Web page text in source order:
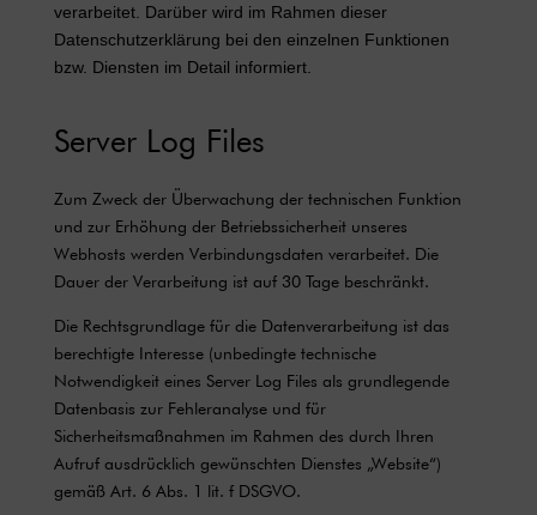
verarbeitet. Darüber wird im Rahmen dieser
Datenschutzerklärung bei den einzelnen Funktionen
bzw. Diensten im Detail informiert.
Server Log Files
Zum Zweck der Überwachung der technischen Funktion
und zur Erhöhung der Betriebssicherheit unseres
Webhosts werden Verbindungsdaten verarbeitet. Die
Dauer der Verarbeitung ist auf 30 Tage beschränkt.
Die Rechtsgrundlage für die Datenverarbeitung ist das
berechtigte Interesse (unbedingte technische
Notwendigkeit eines Server Log Files als grundlegende
Datenbasis zur Fehleranalyse und für
Sicherheitsmaßnahmen im Rahmen des durch Ihren
Aufruf ausdrücklich gewünschten Dienstes „Website“)
gemäß Art. 6 Abs. 1 lit. f DSGVO.